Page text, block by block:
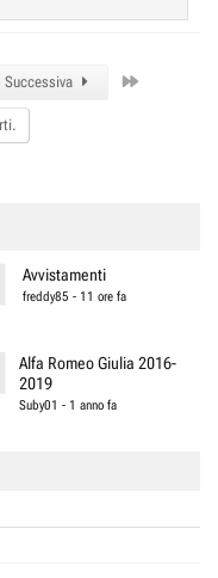
Successiva
Avvistamenti
freddy85 - 11 ore fa
Alfa Romeo Giulia 2016-
2019
Suby01 - 1 anno fa